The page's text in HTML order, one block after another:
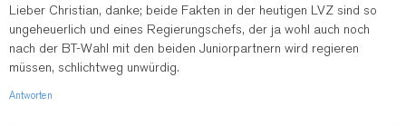
Lieber Christian, danke; beide Fakten in der heutigen LVZ sind so
ungeheuerlich und eines Regierungschefs, der ja wohl auch noch
nach der BT-Wahl mit den beiden Juniorpartnern wird regieren
müssen, schlichtweg unwürdig.
Antworten